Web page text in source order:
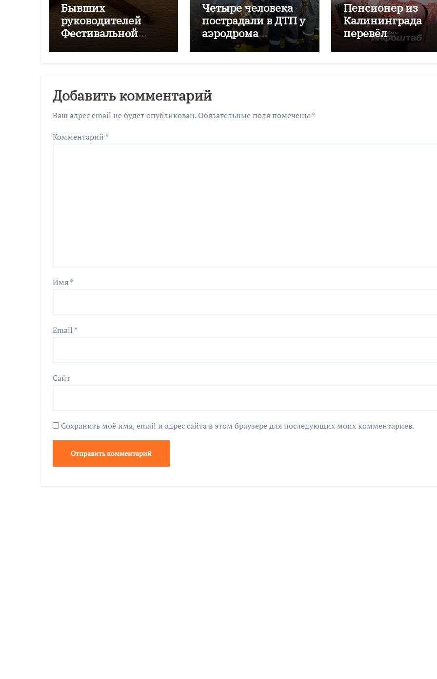
Бывших
руководителей
Фестивальной
Четыре человека
пострадали в ДТП у
аэродрома
Чкаловский
Пенсионер из
Калининграда
перевёл
мошенникам
Добавить комментарий
Ваш адрес email не будет опубликован. Обязательные поля помечены *
Комментарий *
Имя*
Email *
Сайт
Сохранить моё имя, email и адрес сайта в этом браузере для последующих моих комментариев.